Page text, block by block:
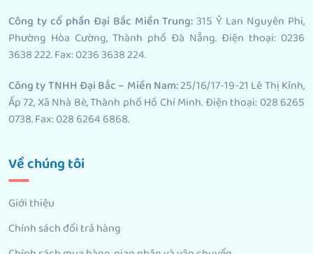
Công ty cổ phần Đại Bắc Miền Trung: 315 Ỷ Lan Nguyên Phi,
Phường Hòa Cường, Thành phố Đà Nẵng. Điện thoại: 0236
3638 222. Fax: 0236 3638 224.
Công ty TNHH Đại Bắc – Miền Nam:25/16/17-19-21 Lê Thị Kỉnh,
Ấp 72, Xã Nhà Bè, Thành phố Hồ Chí Minh. Điện thoại: 028 6265
0738. Fax: 028 6264 6868.
Về chúng tôi
Giới thiệu
Chính sách đổi trả hàng